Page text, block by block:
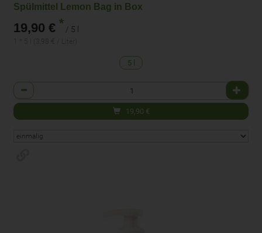
Spülmittel Lemon Bag in Box
19,90 € * / 5 l
5 l
Anzahl
19,90 €